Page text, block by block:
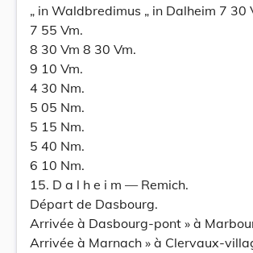
„ in Waldbredimus „ in Dalheim 7 30
7 55 Vm.
8 30 Vm 8 30 Vm.
9 10 Vm.
4 30 Nm.
5 05 Nm.
5 15 Nm.
5 40 Nm.
6 10 Nm.
15. D a l h e i m — Remich.
Départ de Dasbourg.
Arrivée à Dasbourg-pont » à
Arrivée à Marnach » à Clervaux-